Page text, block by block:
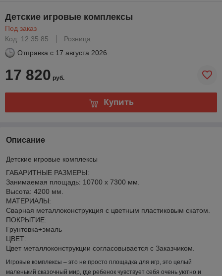
Детские игровые комплексы
Под заказ
Код: 12.35.85
Розница
Отправка с 17 августа 2026
17 820 руб.
Купить
Описание
Детские игровые комплексы
ГАБАРИТНЫЕ РАЗМЕРЫ:
Занимаемая площадь: 10700 x 7300 мм.
Высота: 4200 мм.
МАТЕРИАЛЫ:
Сварная металлоконструкция с цветным пластиковым скатом.
ПОКРЫТИЕ:
Грунтовка+эмаль
ЦВЕТ:
Цвет металлоконструкции согласовывается с Заказчиком.
Игровые комплексы – это не просто площадка для игр, это целый
маленький сказочный мир, где ребенок чувствует себя очень уютно и